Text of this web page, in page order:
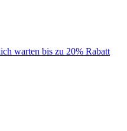
warten bis zu 20% Rabatt